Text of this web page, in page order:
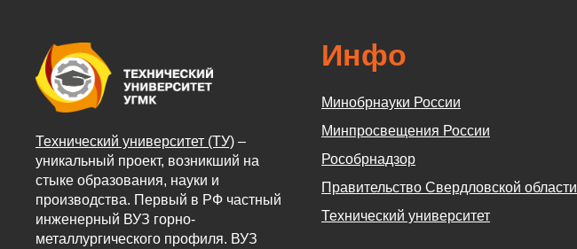
Технический университет (ТУ) –
уникальный проект, возникший на
стыке образования, науки и
производства. Первый в РФ частный
инженерный ВУЗ горно-
металлургического профиля. ВУЗ
Инфо
Минобрнауки России
Минпросвещения России
Рособрнадзор
Правительство Свердловской области
Технический университет